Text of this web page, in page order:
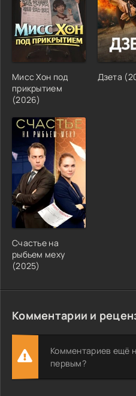
Мисс Хон под
прикрытием
(2026)
Дзета
Счастье на
рыбьем меху
(2025)
Комментарии и
Комментариев ещё
первым?